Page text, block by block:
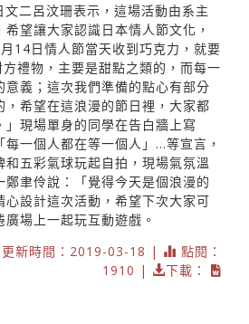
二呂汶珊表示，這場活動由系主
望讓大家認識日本情人節文化，
14日情人節當天收到巧克力，就要
禮物，主要是甜點之類的，而每一
意義；這次我們準備的點心有部分
，希望在這浪漫的節日裡，大家都
」現場單身的同學在告白牆上寫
一個人都在等一個人」...等宣言，
五彩氣球玩起自拍，現場氣氛溫
聿伶說：「覺得今天是個浪漫的
心設計這次活動，希望下次大家可
場上一起玩互動遊戲。
更新時間：2019-03-18 |
點閱：
1910 |
下載：